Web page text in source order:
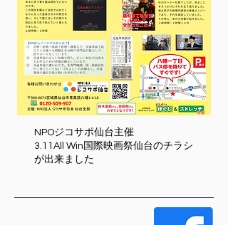
NPOジコサポ仙台主催
3.11All Win国際映画祭仙台のチラシ
が出来ました